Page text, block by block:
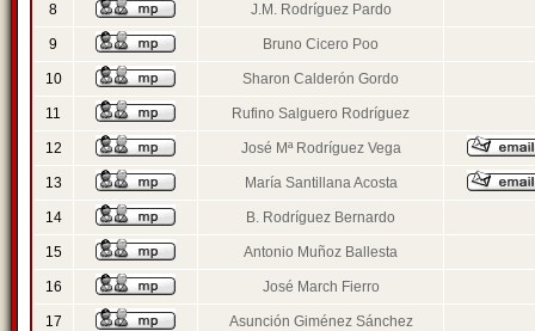
8 J.M. Rodríguez Pardo
9 Bruno Cicero Poo
10 Sharon Calderón Gordo
11 Rufino Salguero Rodríguez
12 José Mª Rodríguez Vega
13 María Santillana Acosta
14 B. Rodríguez Bernardo
15 Antonio Muñoz Ballesta
16 José March Fierro
17 Asunción Giménez Sánchez